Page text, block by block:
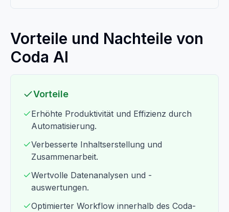
Vorteile und Nachteile von
Coda AI
Vorteile
Erhöhte Produktivität und Effizienz durch
Automatisierung.
Verbesserte Inhaltserstellung und
Zusammenarbeit.
Wertvolle Datenanalysen und -
auswertungen.
Optimierter Workflow innerhalb des Coda-